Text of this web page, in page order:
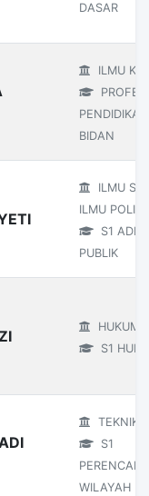
DASAR
ILMU
PROFESI
BIDAN
ILMU
ILMU
S1
PUBLIK
HUKUM
S1
TEKNIK
S1
WILAYAH